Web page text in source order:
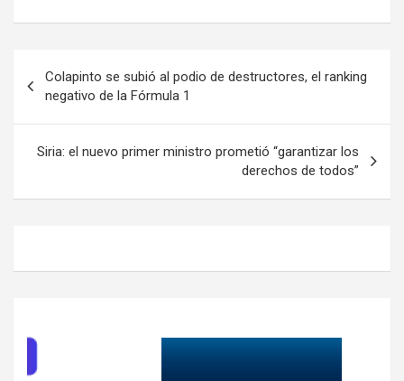
de
entradas
Colapinto se subió al podio de destructores, el ranking
negativo de la Fórmula 1
Siria: el nuevo primer ministro prometió “garantizar los
derechos de todos”